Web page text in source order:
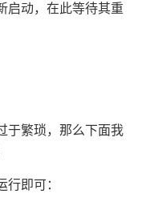
启动，在此等待其重
于繁琐，那么下面我
即可：